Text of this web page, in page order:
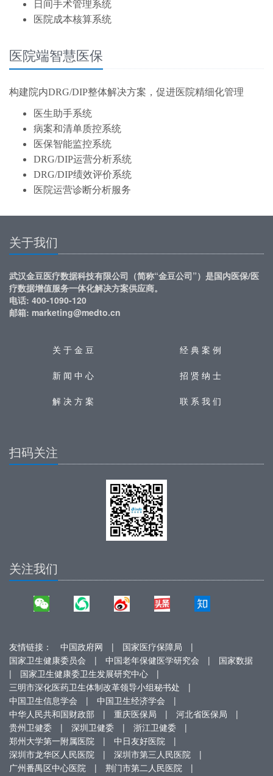
日间手术管理系统
医院成本核算系统
医院端智慧医保
构建院内DRG/DIP整体解决方案，促进医院精细化管理
医生助手系统
病案和清单质控系统
医保智能监控系统
DRG/DIP运营分析系统
DRG/DIP绩效评价系统
医院运营诊断分析服务
关于我们
武汉金豆医疗数据科技有限公司（简称“金豆公司”）是国内医保/医
疗数据增值服务一体化解决方案供应商。
电话: 400-1090-120
邮箱: marketing@medto.cn
关 于 金 豆
新 闻 中 心
解 决 方 案
经 典 案 例
招 贤 纳 士
联 系 我 们
扫码关注
关注我们
友情链接： 中国政府网 | 国家医疗保障局
|
国家卫生健康委员会
| 中国老年保健医学研究会 |
国家数据
|
国家卫生健康委卫生发展研究中心
|
三明市深化医药卫生体制改革领导小组秘书处
|
中国卫生信息学会
| 中国卫生经济学会
|
中华人民共和国财政部
| 重庆医保局 | 河北省医保局
|
贵州卫健委
| 深圳卫健委 | 浙江卫健委
|
郑州大学第一附属医院
| 中日友好医院
|
深圳市龙华区人民医院
| 深圳市第三人民医院
|
广州番禺区中心医院
| 荆门市第二人民医院 |